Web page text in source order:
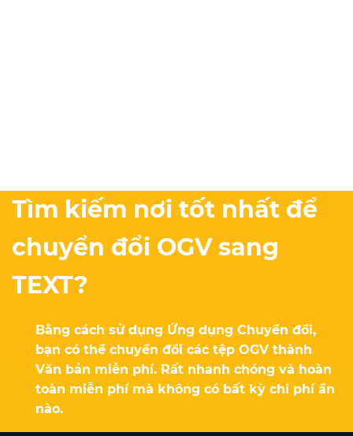
Tìm kiếm nơi tốt nhất để
chuyển đổi OGV sang
TEXT?
Bằng cách sử dụng Ứng dụng Chuyển đổi,
bạn có thể chuyển đổi các tệp OGV thành
Văn bản miễn phí. Rất nhanh chóng và hoàn
toàn miễn phí mà không có bất kỳ chi phí ẩn
nào.